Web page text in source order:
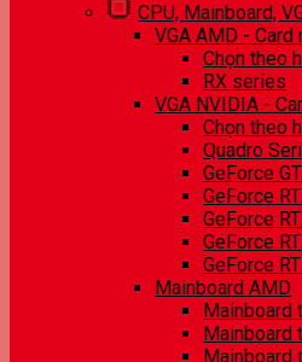
CPU, Mainboard,
VGA AMD - Card
Chọn theo
RX series
VGA NVIDIA -
Chọn theo
Quadro
GeForce
GeForce
GeForce
GeForce
GeForce
Mainboard AMD
Mainboard
Mainboard
Mainboard